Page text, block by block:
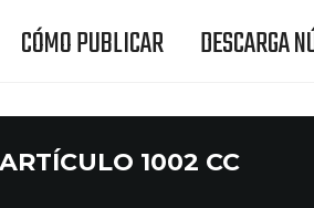
CÓMO PUBLICAR DESCARGA
ARTÍCULO 1002 CC